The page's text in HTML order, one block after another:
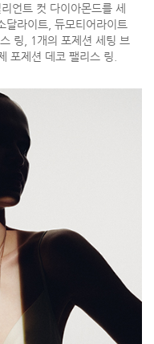
언트 컷 다이아몬드를 세
달라이트, 듀모티어라이트
링, 1개의 포제션 세팅 브
포제션 데코 팰리스 링.